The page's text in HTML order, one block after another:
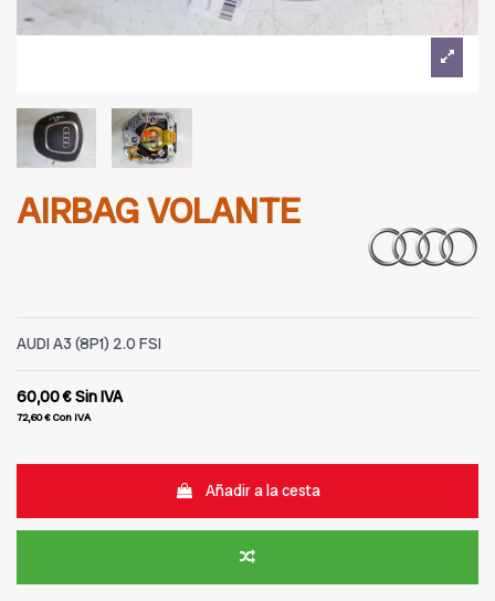
AIRBAG VOLANTE
AUDI A3 (8P1) 2.0 FSI
60,00 €Sin IVA
72,60 €Con IVA
Añadir a la cesta